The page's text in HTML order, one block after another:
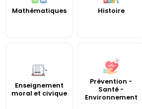
Mathématiques Histoire
Enseignement
moral et civique
Prévention -
Santé -
Environnement